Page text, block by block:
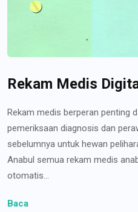
Rekam Medis
Rekam medis berperan penting
pemeriksaan diagnosis dan
sebelumnya untuk hewan
Anabul semua rekam medis
otomatis...
Baca